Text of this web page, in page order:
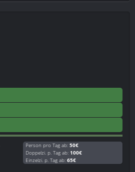
Person pro Tag ab: 50€
Doppelzi. p. Tag ab: 100€
Einzelzi. p. Tag ab: 65€